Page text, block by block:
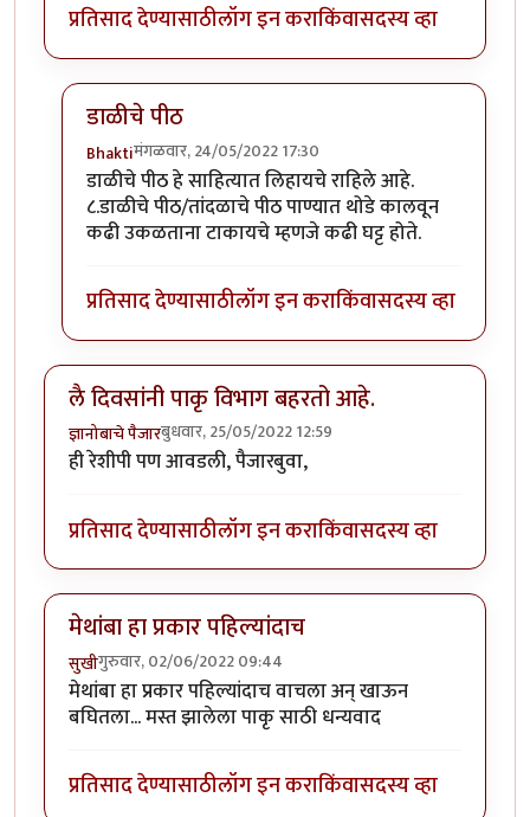
प्रतिसाद देण्यासाठीलॉग इन कराकिंवासदस्य व्हा
डाळीचे पीठ
Bhaktiमंगळवार, 24/05/2022 17:30
In reply toकैरीची कढीbyBhakti
डाळीचे पीठ हे साहित्यात लिहायचे राहिले आहे.
८.डाळीचे पीठ/तांदळाचे पीठ पाण्यात थोडे कालवून
कढी उकळताना टाकायचे म्हणजे कढी घट्ट होते.
प्रतिसाद देण्यासाठीलॉग इन कराकिंवासदस्य व्हा
लै दिवसांनी पाकृ विभाग बहरतो आहे.
ज्ञानोबाचे पैजारबुधवार, 25/05/2022 12:59
ही रेशीपी पण आवडली, पैजारबुवा,
प्रतिसाद देण्यासाठीलॉग इन कराकिंवासदस्य व्हा
मेथांबा हा प्रकार पहिल्यांदाच
सुखीगुरुवार, 02/06/2022 09:44
मेथांबा हा प्रकार पहिल्यांदाच वाचला अन् खाऊन
बघितला... मस्त झालेला पाकृ साठी धन्यवाद
प्रतिसाद देण्यासाठीलॉग इन कराकिंवासदस्य व्हा